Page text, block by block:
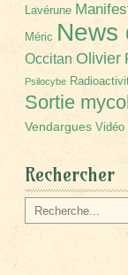
Lavérune
Méric News
Occitan Olivier
Psilocybe
Sortie
Vendargues Vidéo
Rechercher